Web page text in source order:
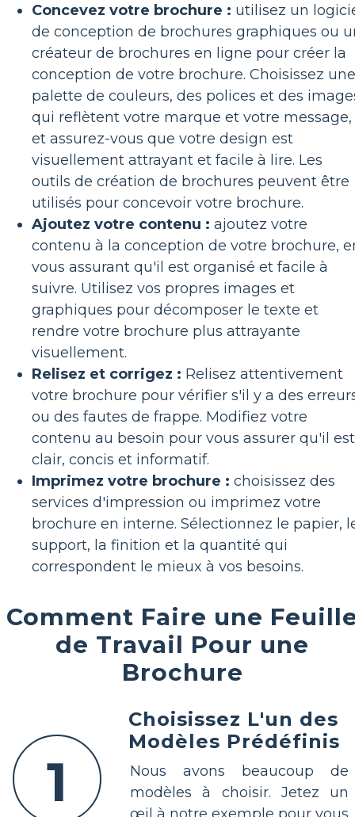
Concevez votre brochure : utilisez un
de conception de brochures graphiques ou
créateur de brochures en ligne pour créer la
conception de votre brochure. Choisissez une
palette de couleurs, des polices et des
qui reflètent votre marque et votre message,
et assurez-vous que votre design est
visuellement attrayant et facile à lire. Les
outils de création de brochures peuvent être
utilisés pour concevoir votre brochure.
Ajoutez votre contenu : ajoutez votre
contenu à la conception de votre brochure,
vous assurant qu'il est organisé et facile à
suivre. Utilisez vos propres images et
graphiques pour décomposer le texte et
rendre votre brochure plus attrayante
visuellement.
Relisez et corrigez : Relisez attentivement
votre brochure pour vérifier s'il y a des
ou des fautes de frappe. Modifiez votre
contenu au besoin pour vous assurer qu'il est
clair, concis et informatif.
Imprimez votre brochure : choisissez des
services d'impression ou imprimez votre
brochure en interne. Sélectionnez le papier,
support, la finition et la quantité qui
correspondent le mieux à vos besoins.
Comment Faire une
de Travail Pour une
Brochure
1
Choisissez L'un des
Modèles Prédéfinis
Nous avons beaucoup de
modèles à choisir. Jetez un